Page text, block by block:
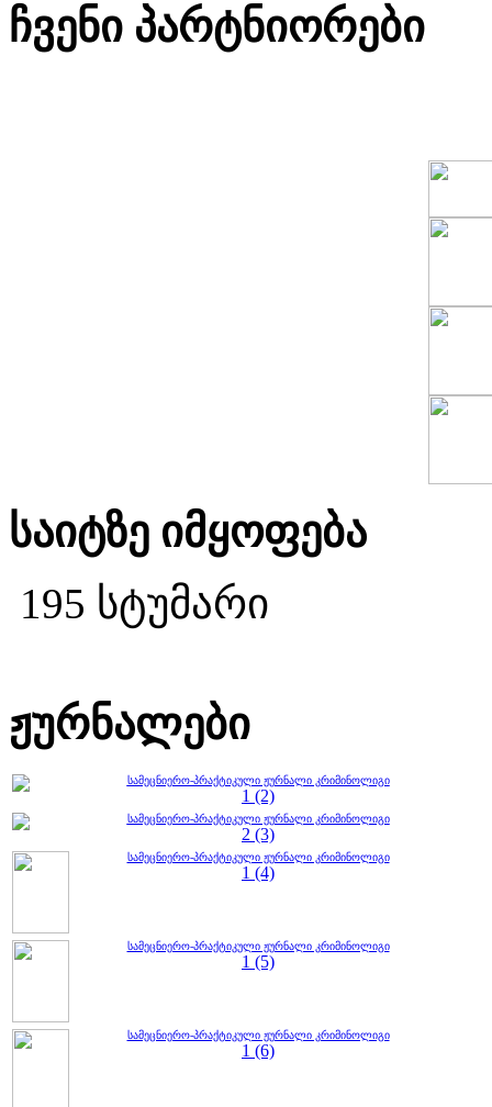
ჩვენი პარტნიორები
საიტზე იმყოფება
195 სტუმარი
ჟურნალები
სამეცნიერო-პრაქტიკული ჟურნალი კრიმინოლიგი
1 (2)
სამეცნიერო-პრაქტიკული ჟურნალი კრიმინოლიგი
2 (3)
სამეცნიერო-პრაქტიკული ჟურნალი კრიმინოლიგი
1 (4)
სამეცნიერო-პრაქტიკული ჟურნალი კრიმინოლიგი
1 (5)
სამეცნიერო-პრაქტიკული ჟურნალი კრიმინოლიგი
1 (6)